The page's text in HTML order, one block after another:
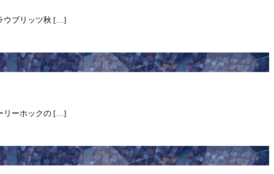
ウブリッツ秋 […]
リーホックの […]